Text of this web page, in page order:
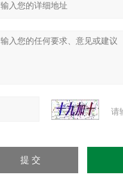
请